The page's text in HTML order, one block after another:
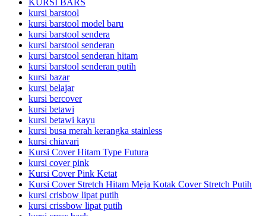
kursi barstool
kursi barstool model baru
kursi barstool sendera
kursi barstool senderan
kursi barstool senderan hitam
kursi barstool senderan putih
kursi bazar
kursi belajar
kursi bercover
kursi betawi
kursi betawi kayu
kursi busa merah kerangka stainless
kursi chiavari
Kursi Cover Hitam Type Futura
kursi cover pink
Kursi Cover Pink Ketat
Kursi Cover Stretch Hitam Meja Kotak Cover Stretch Putih
kursi crisbow lipat putih
kursi crissbow lipat putih